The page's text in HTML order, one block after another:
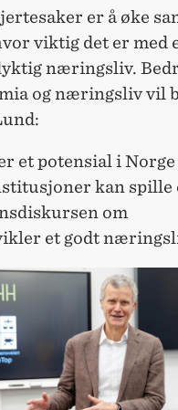
er å øke
viktig det er med
næringsliv.
og næringsliv vil
et potensial i
kan spille
om
et godt